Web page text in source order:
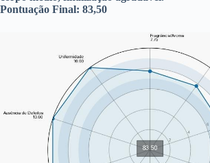
Pontuação Final: 83,50